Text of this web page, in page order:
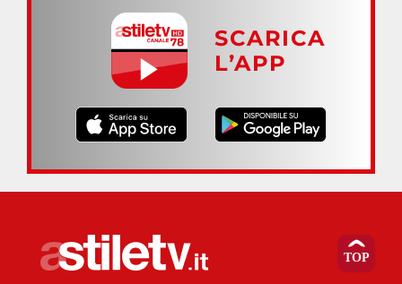
SCARICA
L’APP